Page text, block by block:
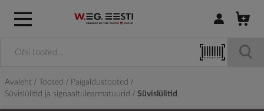
Logi sisse /
Avaleht Tooted
Paigaldustooted
Süvislülitid ja signaaltulearmatuurid
Süvislülitid